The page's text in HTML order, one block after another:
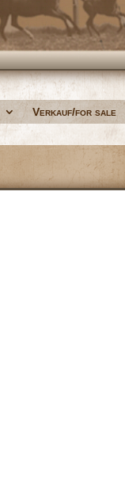
Verkauf/for sale